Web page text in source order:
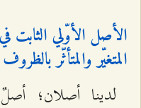
الأصل الأوّلي الثابت
المتغيّر والمتأثّر بالظروف
لدينا أصلان؛